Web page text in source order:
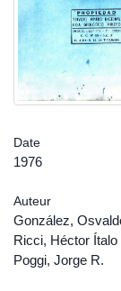
Date
1976
Auteur
González,
Ricci, Héctor Ítalo
Poggi, Jorge R.